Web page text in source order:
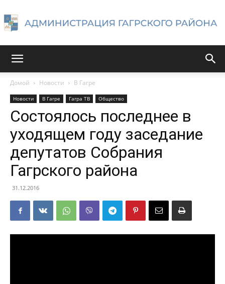
Гагрского
района
Домой Новости В Гагре
Новости В Гагре Гагра ТВ Общество
Состоялось последнее в
уходящем году заседание
депутатов Собрания
Гагрского района
31.12.2016